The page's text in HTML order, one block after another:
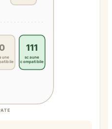
111
scaune
compatibile